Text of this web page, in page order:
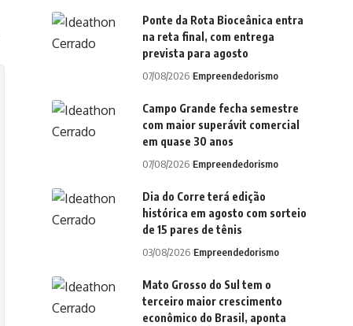
Ponte da Rota Bioceânica entra
na reta final, com entrega
prevista para agosto
07/08/2026 Empreendedorismo
Campo Grande fecha semestre
com maior superávit comercial
em quase 30 anos
07/08/2026 Empreendedorismo
Dia do Corre terá edição
histórica em agosto com sorteio
de 15 pares de tênis
03/08/2026 Empreendedorismo
Mato Grosso do Sul tem o
terceiro maior crescimento
econômico do Brasil, aponta